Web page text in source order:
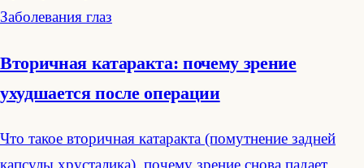
Заболевания глаз
Вторичная катаракта: почему зрение
ухудшается после операции
Что такое вторичная катаракта (помутнение задней